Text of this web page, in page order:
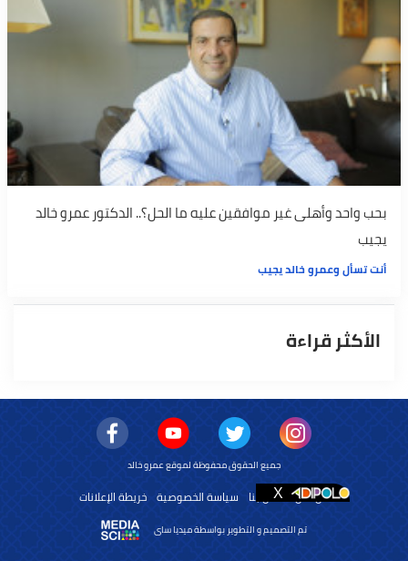
بحب واحد وأهلى غير موافقين عليه ما الحل؟.. الدكتور عمرو خالد
يجيب
أنت تسأل وعمرو خالد يجيب
الأكثر قراءة
جميع الحقوق محفوظة لموقع عمرو خالد
من نحن اتصل بنا سياسة الخصوصية خريطة الإعلانات
تم التصميم و التطوير بواسطة ميديا ساى